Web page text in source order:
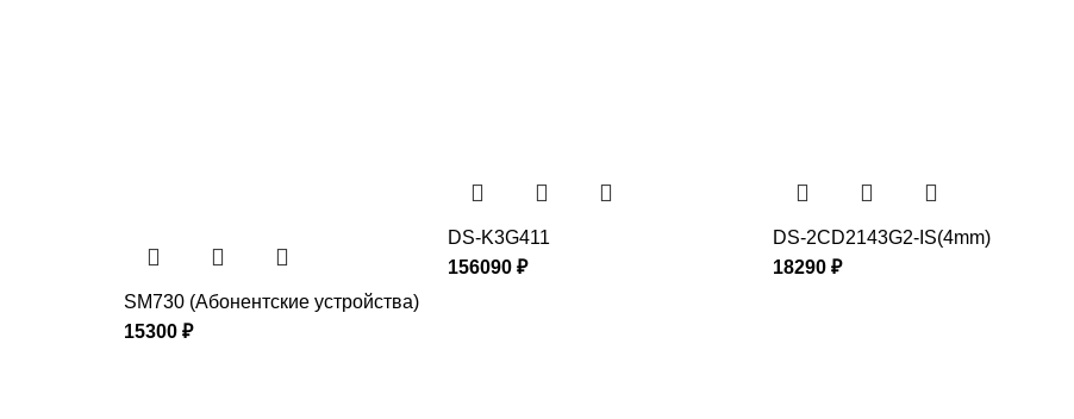
SM730 (Абонентские устройства)
15300 ₽
DS-K3G411
156090₽
DS-2CD2143G2-IS(4mm)
18290₽